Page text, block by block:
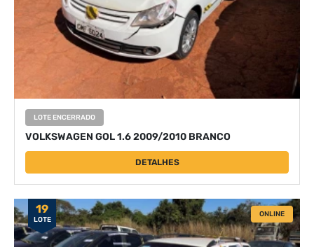
LOTE ENCERRADO
VOLKSWAGEN GOL 1.6 2009/2010 BRANCO
DETALHES
19
LOTE
ONLINE